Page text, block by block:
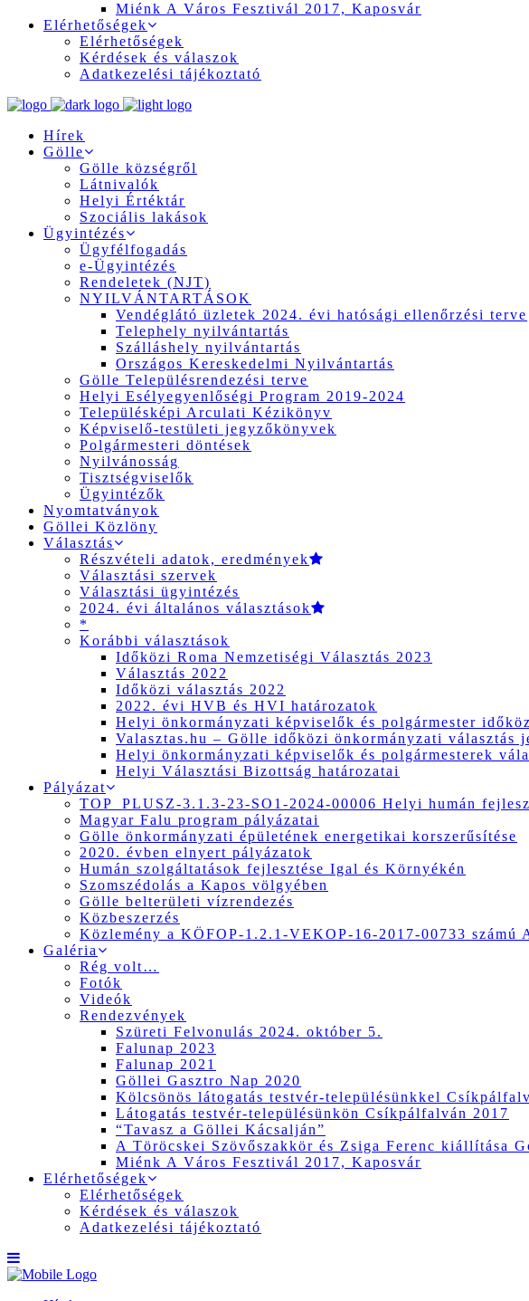
Miénk A Város Fesztivál 2017, Kaposvár
Elérhetőségek
Elérhetőségek
Kérdések és válaszok
Adatkezelési tájékoztató
Hírek
Gölle
Gölle községről
Látnivalók
Helyi Értéktár
Szociális lakások
Ügyintézés
Ügyfélfogadás
e-Ügyintézés
Rendeletek (NJT)
NYILVÁNTARTÁSOK
Vendéglátó üzletek 2024. évi hatósági ellenőrzési terve
Telephely nyilvántartás
Szálláshely nyilvántartás
Országos Kereskedelmi Nyilvántartás
Gölle Településrendezési terve
Helyi Esélyegyenlőségi Program 2019-2024
Településképi Arculati Kézikönyv
Képviselő-testületi jegyzőkönyvek
Polgármesteri döntések
Nyilvánosság
Tisztségviselők
Ügyintézők
Nyomtatványok
Göllei Közlöny
Választás
Részvételi adatok, eredmények
Választási szervek
Választási ügyintézés
2024. évi általános választások
*
Korábbi választások
Időközi Roma Nemzetiségi Választás 2023
Választás 2022
Időközi választás 2022
2022. évi HVB és HVI határozatok
Helyi önkormányzati képviselők és polgármester
Valasztas.hu – Gölle időközi önkormányzati választás
Helyi önkormányzati képviselők és polgármesterek
Helyi Választási Bizottság határozatai
Pályázat
TOP_PLUSZ-3.1.3-23-SO1-2024-00006 Helyi humán
Magyar Falu program pályázatai
Gölle önkormányzati épületének energetikai korszerűsítése
2020. évben elnyert pályázatok
Humán szolgáltatások fejlesztése Igal és Környékén
Szomszédolás a Kapos völgyében
Gölle belterületi vízrendezés
Közbeszerzés
Közlemény a KÖFOP-1.2.1-VEKOP-16-2017-00733 számú
Galéria
Rég volt…
Fotók
Videók
Rendezvények
Szüreti Felvonulás 2024. október 5.
Falunap 2023
Falunap 2021
Göllei Gasztro Nap 2020
Kölcsönös látogatás testvér-településünkkel
Látogatás testvér-településünkön Csíkpálfalván 2017
“Tavasz a Göllei Kácsalján”
A Töröcskei Szövőszakkör és Zsiga Ferenc kiállítása
Miénk A Város Fesztivál 2017, Kaposvár
Elérhetőségek
Elérhetőségek
Kérdések és válaszok
Adatkezelési tájékoztató